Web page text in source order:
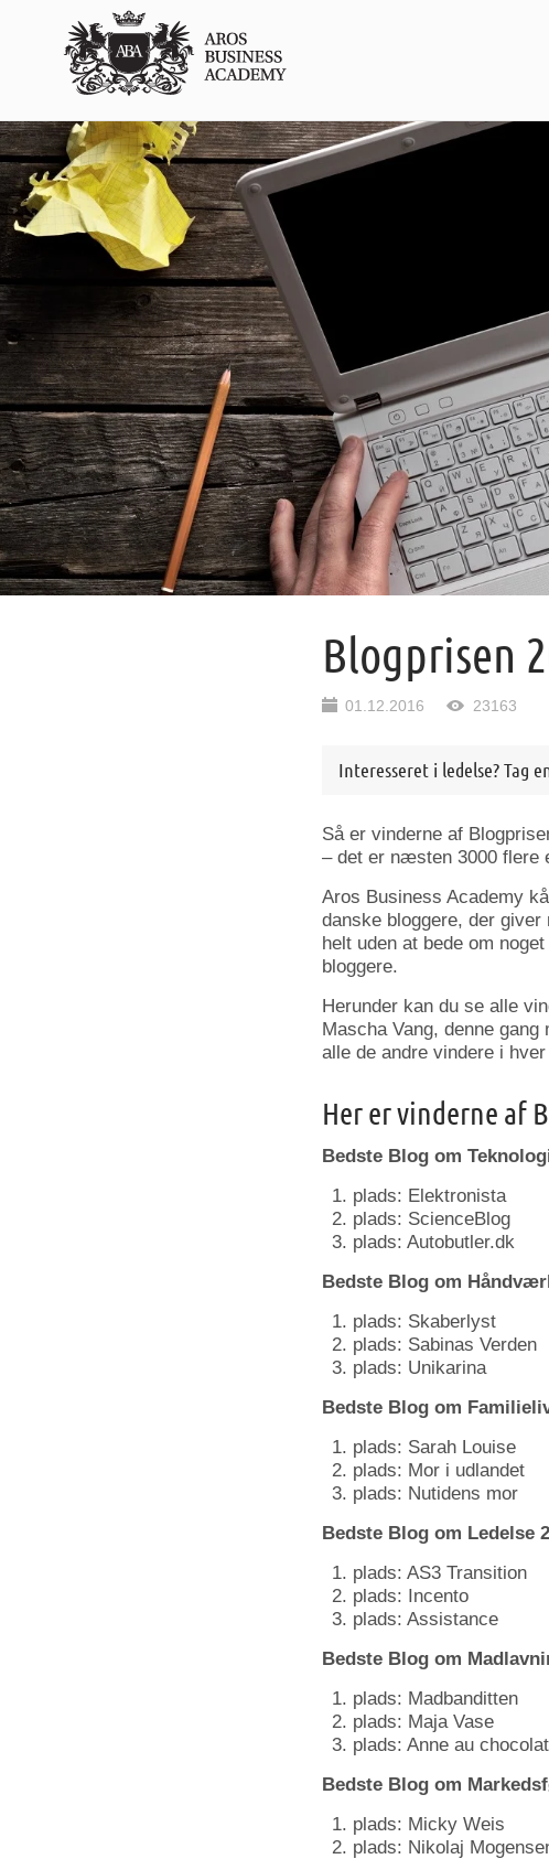
Blogprisen
01.12.2016 23163
Interesseret i ledelse? Tag
Så er vinderne af
– det er næsten 3000 flere
Aros Business Academy
danske bloggere, der
helt uden at bede om
bloggere.
Herunder kan du se alle
Mascha Vang, denne
alle de andre vindere i
Her er vinderne af
Bedste Blog om
plads: Elektronista
plads: ScienceBlog
plads: Autobutler.dk
Bedste Blog om
plads: Skaberlyst
plads: Sabinas Verden
plads: Unikarina
Bedste Blog om
plads: Sarah Louise
plads: Mor i udlandet
plads: Nutidens mor
Bedste Blog om Ledelse
plads: AS3 Transition
plads: Incento
plads: Assistance
Bedste Blog om
plads: Madbanditten
plads: Maja Vase
plads: Anne au chocolat
Bedste Blog om
plads: Micky Weis
plads: Nikolaj